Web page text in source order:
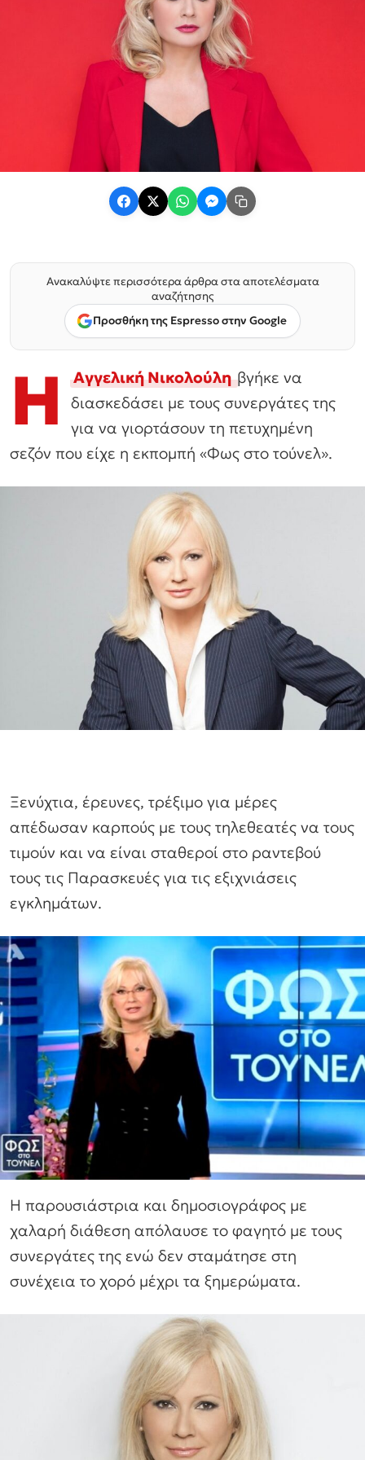
Ανακαλύψτε περισσότερα άρθρα στα αποτελέσματα
αναζήτησης
Προσθήκη της Espresso στην Google
Η Αγγελική Νικολούλη βγήκε να
διασκεδάσει με τους συνεργάτες της
για να γιορτάσουν τη πετυχημένη
σεζόν που είχε η εκπομπή «Φως στο τούνελ».
Ξενύχτια, έρευνες, τρέξιμο για μέρες
απέδωσαν καρπούς με τους τηλεθεατές να τους
τιμούν και να είναι σταθεροί στο ραντεβού
τους τις Παρασκευές για τις εξιχνιάσεις
εγκλημάτων.
Η παρουσιάστρια και δημοσιογράφος με
χαλαρή διάθεση απόλαυσε το φαγητό με τους
συνεργάτες της ενώ δεν σταμάτησε στη
συνέχεια το χορό μέχρι τα ξημερώματα.